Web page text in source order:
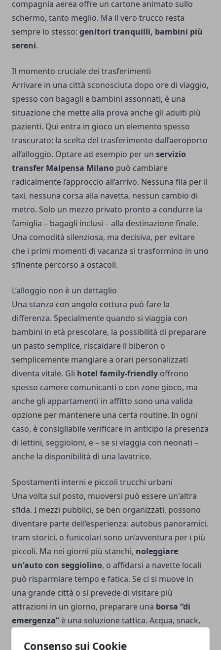
Consenso sui Cookie
compagnia aerea offre un cartone animato sullo
schermo, tanto meglio. Ma il vero trucco resta
sempre lo stesso: genitori tranquilli, bambini più
sereni.
Il momento cruciale dei trasferimenti
Arrivare in una città sconosciuta dopo ore di viaggio,
spesso con bagagli e bambini assonnati, è una
situazione che mette alla prova anche gli adulti più
pazienti. Qui entra in gioco un elemento spesso
trascurato: la scelta del trasferimento dall’aeroporto
all’alloggio. Optare ad esempio per un servizio
transfer Malpensa Milano può cambiare
radicalmente l’approccio all’arrivo. Nessuna fila per il
taxi, nessuna corsa alla navetta, nessun cambio di
metro. Solo un mezzo privato pronto a condurre la
famiglia – bagagli inclusi – alla destinazione finale.
Una comodità silenziosa, ma decisiva, per evitare
che i primi momenti di vacanza si trasformino in uno
sfinente percorso a ostacoli.
L’alloggio non è un dettaglio
Una stanza con angolo cottura può fare la
differenza. Specialmente quando si viaggia con
bambini in età prescolare, la possibilità di preparare
un pasto semplice, riscaldare il biberon o
semplicemente mangiare a orari personalizzati
diventa vitale. Gli hotel family-friendly offrono
spesso camere comunicanti o con zone gioco, ma
anche gli appartamenti in affitto sono una valida
opzione per mantenere una certa routine. In ogni
caso, è consigliabile verificare in anticipo la presenza
di lettini, seggioloni, e – se si viaggia con neonati –
anche la disponibilità di una lavatrice.
Spostamenti interni e piccoli trucchi urbani
Una volta sul posto, muoversi può essere un'altra
sfida. I mezzi pubblici, se ben organizzati, possono
diventare parte dell’esperienza: autobus panoramici,
tram storici, o funicolari sono un’avventura per i più
piccoli. Ma nei giorni più stanchi, noleggiare
un'auto con seggiolino, o affidarsi a navette locali
può risparmiare tempo e fatica. Se ci si muove in
una grande città o si prevede di visitare più
attrazioni in un giorno, preparare una borsa “di
emergenza” è una soluzione tattica. Acqua, snack,